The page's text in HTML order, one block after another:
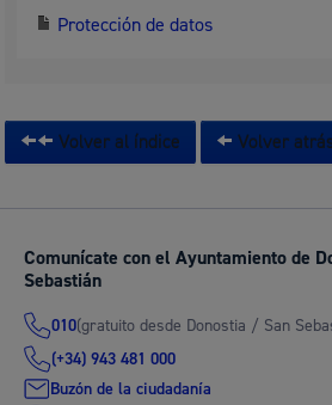
Protección de datos
Volver al índice Volver
Comunícate con el Ayuntamiento de
Sebastián
010(gratuito desde Donostia / San
(+34) 943 481 000
Buzón de la ciudadanía